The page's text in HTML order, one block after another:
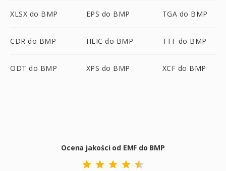
XLSX do BMP EPS do BMP TGA do BMP
CDR do BMP HEIC do BMP TTF do BMP
ODT do BMP XPS do BMP XCF do BMP
Ocena jakości od EMF do BMP